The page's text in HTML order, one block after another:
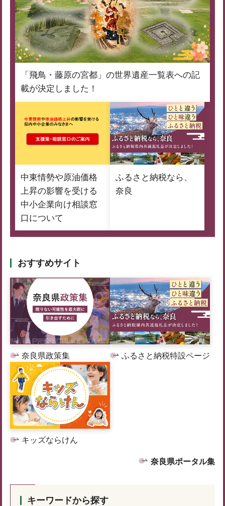
「飛鳥・藤原の宮都」の世界遺産一覧表への記
載が決定しました！
中東情勢や原油価格
上昇の影響を受ける
中小企業向け相談窓
口について
ふるさと納税なら、
奈良
おすすめサイト
奈良県政策集 ふるさと納税特設ページ
キッズならけん
奈良県ポータル集
キーワードから探す